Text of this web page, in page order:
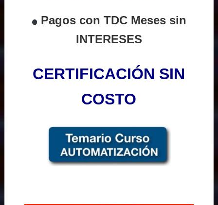
Pagos con TDC Meses sin
INTERESES
CERTIFICACIÓN SIN
COSTO